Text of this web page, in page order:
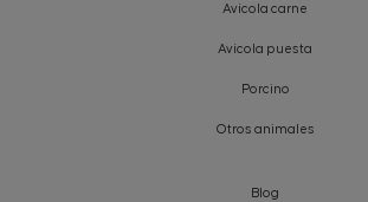
Avícola carne
Avícola puesta
Porcino
Otros animales
Blog